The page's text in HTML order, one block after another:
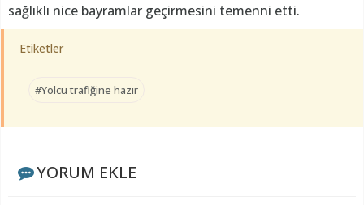
sağlıklı nice bayramlar geçirmesini temenni etti.
Etiketler
#Yolcu trafiğine hazır
YORUM EKLE